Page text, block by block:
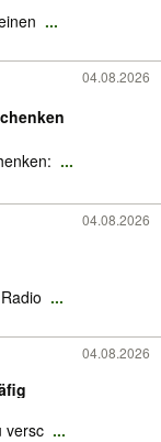
...
04.08.2026
...
04.08.2026
...
04.08.2026
versc ...